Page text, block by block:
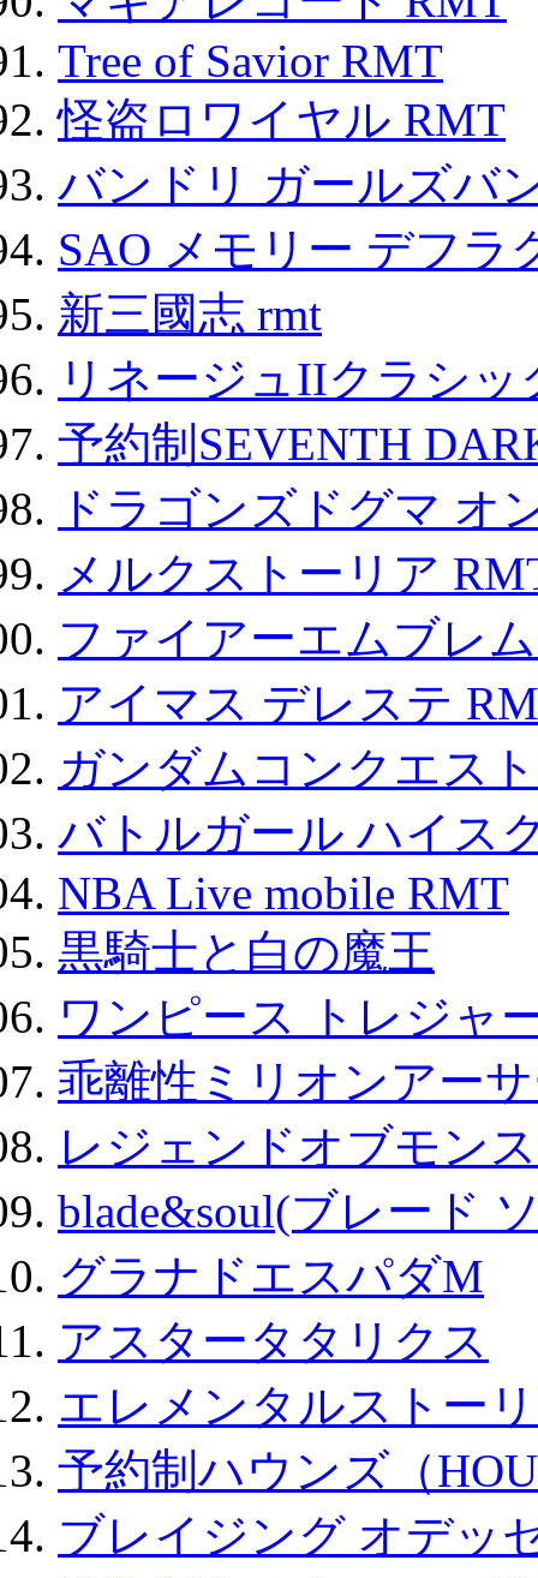
Tree of Savior RMT
怪盗ロワイヤル RMT
バンドリ ガールズバ
SAO メモリー デフラ
新三國志 rmt
リネージュIIクラシ
予約制SEVENTH
ドラゴンズドグマ オ
メルクストーリア
ファイアーエムブレ
アイマス デレステ
ガンダムコンクエスト
バトルガール ハイス
NBA Live mobile RMT
黒騎士と白の魔王
ワンピース トレジャ
乖離性ミリオンアー
レジェンドオブモン
blade&soul(ブレード
グラナドエスパダM
アスタータタリクス
エレメンタルストー
予約制ハウンズ（
ブレイジング オデッ